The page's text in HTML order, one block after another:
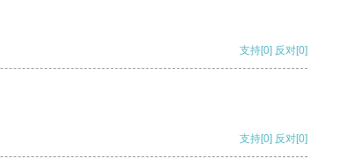
支持[0] 反对[0]
支持[0] 反对[0]